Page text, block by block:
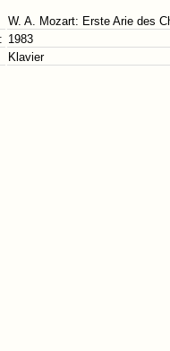
W. A. Mozart: Erste Arie des
1983
Klavier